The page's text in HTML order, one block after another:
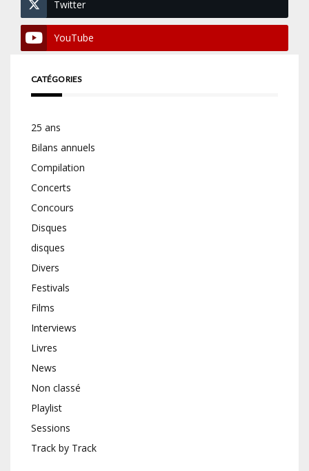
Twitter
YouTube
CATÉGORIES
25 ans
Bilans annuels
Compilation
Concerts
Concours
Disques
disques
Divers
Festivals
Films
Interviews
Livres
News
Non classé
Playlist
Sessions
Track by Track